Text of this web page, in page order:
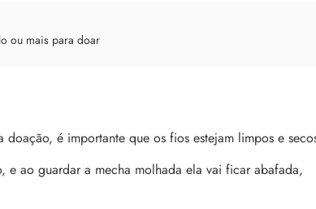
ou mais para doar
é importante que os fios estejam limpos e
ao guardar a mecha molhada ela vai ficar abafada,